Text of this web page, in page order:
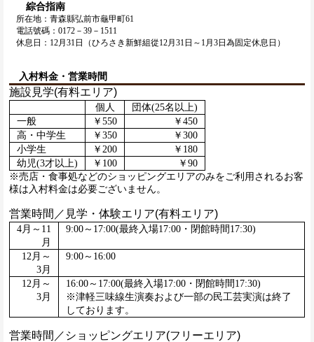
綜合指南
所在地：青森縣弘前市龜甲町61
電話號碼：0172－39－1511
休息日：12月31日（ひろさき新鮮組從12月31日～1月3日為固定休息日）
入村料金・営業時間
施設見学(有料エリア)
個人
団体(25名以上)
一般
￥550
￥450
高・中学生
￥350
￥300
小学生
￥200
￥180
幼児(3才以上)
￥100
￥90
※売店・食事処などのショッピングエリアのみをご利用されるお客
様は入村料金は必要ございません。
営業時間／見学・体験エリア(有料エリア)
4月～11
月
9:00～17:00(最終入場17:00・閉館時間17:30)
12月～
3月
9:00～16:00
12月～
3月
16:00～17:00(最終入場17:00・閉館時間17:30)
※津軽三味線生演奏および一部の民工芸実演は終了
しております。
営業時間／ショッピングエリア(フリーエリア)